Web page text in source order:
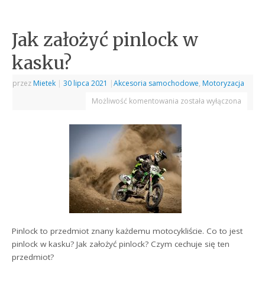
Jak założyć pinlock w
kasku?
przez Mietek | 30 lipca 2021 |Akcesoria samochodowe, Motoryzacja
Możliwość komentowania została wyłączona
Pinlock to przedmiot znany każdemu motocykliście. Co to jest
pinlock w kasku? Jak założyć pinlock? Czym cechuje się ten
przedmiot?